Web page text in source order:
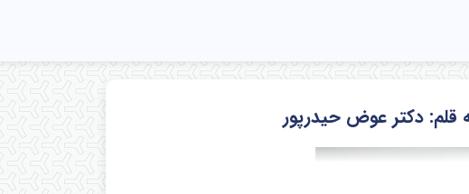
قلم: دکتر عوض حیدرپور